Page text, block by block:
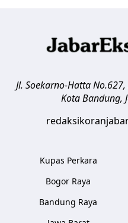
Jl. Soekarno-Hatta
Kota Bandung,
Kupas Perkara
Bogor Raya
Bandung Raya